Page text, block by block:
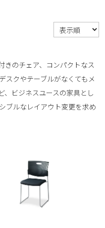
きのチェア、コンパクトなス
スクやテーブルがなくてもメ
、ビジネスユースの家具とし
ブルなレイアウト変更を求め